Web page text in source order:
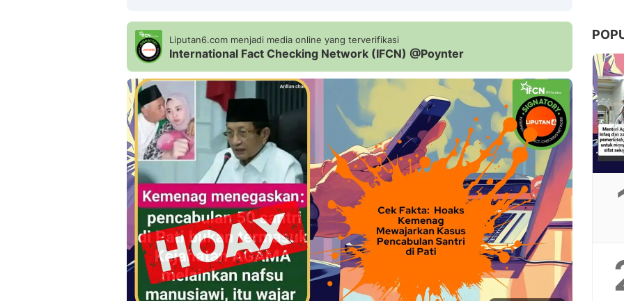
Liputan6.com menjadi media online yang terverifikasi
International Fact Checking Network (IFCN) @Poynter